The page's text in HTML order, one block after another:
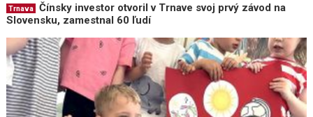
Trnava
Čínsky investor otvoril v Trnave svoj prvý závod na
Slovensku, zamestnal 60 ľudí